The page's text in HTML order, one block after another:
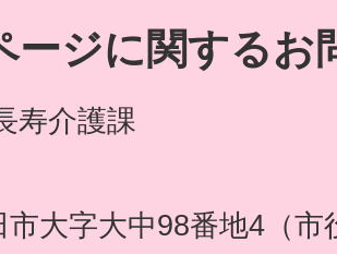
ージに関するお
寿介護課
市大字大中98番地4（市